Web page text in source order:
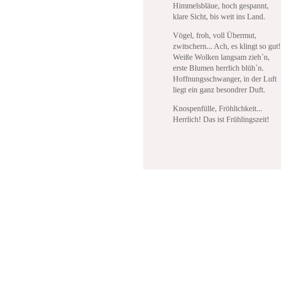
Himmelsbläue, hoch gespannt,
klare Sicht, bis weit ins Land.
Vögel, froh, voll Übermut,
zwitschern... Ach, es klingt so gut!
Weiße Wolken langsam zieh`n,
erste Blumen herrlich blüh`n.
Hoffnungsschwanger, in der Luft
liegt ein ganz besondrer Duft.
Knospenfülle, Fröhlichkeit...
Herrlich! Das ist Frühlingszeit!